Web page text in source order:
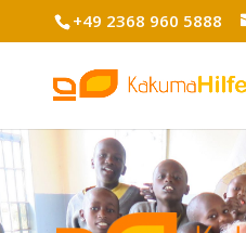
+49 2368 960 5888